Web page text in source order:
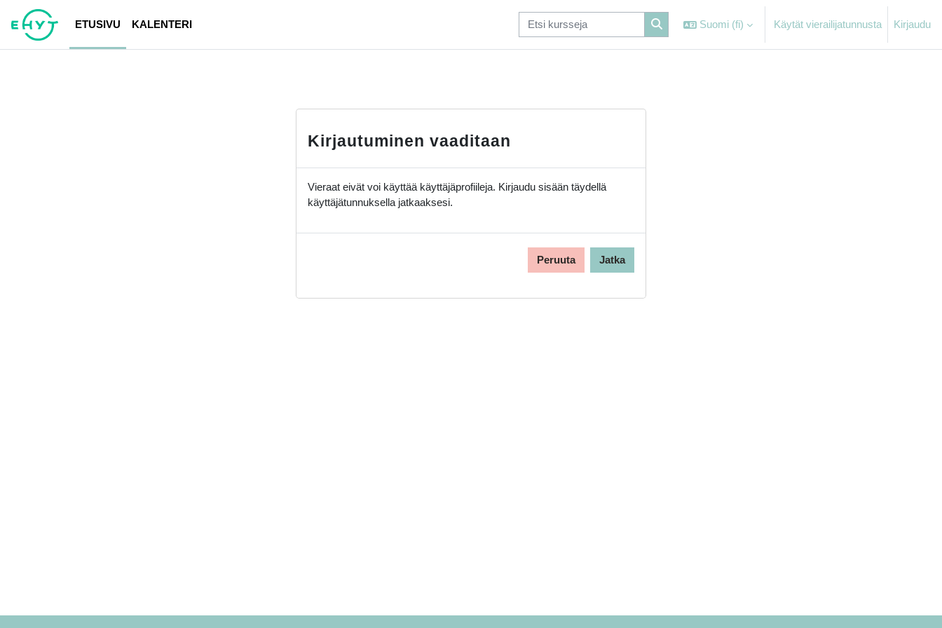
Siirry pääsisältöön
ETUSIVU
KALENTERI Suomi ‎(fi)‎ Käytät vierailijatunnusta Kirjaudu
Kirjautuminen vaaditaan
Vieraat eivät voi käyttää käyttäjäprofiileja. Kirjaudu sisään täydellä
käyttäjätunnuksella jatkaaksesi.
Peruuta Jatka